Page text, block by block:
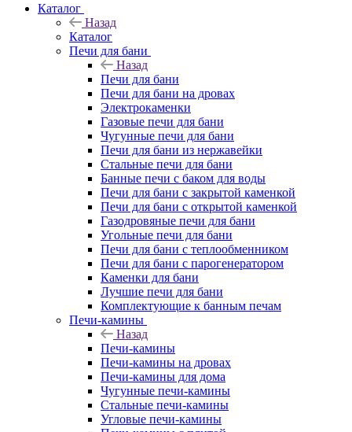
Каталог
Назад
Каталог
Печи для бани
Назад
Печи для бани
Печи для бани на дровах
Электрокаменки
Газовые печи для бани
Чугунные печи для бани
Печи для бани из нержавейки
Стальные печи для бани
Банные печи с баком для воды
Печи для бани с закрытой каменкой
Печи для бани с открытой каменкой
Газодровяные печи для бани
Угольные печи для бани
Печи для бани с теплообменником
Печи для бани с парогенератором
Каменки для бани
Лучшие печи для бани
Комплектующие к банным печам
Печи-камины
Назад
Печи-камины
Печи-камины на дровах
Печи-камины для дома
Чугунные печи-камины
Стальные печи-камины
Угловые печи-камины